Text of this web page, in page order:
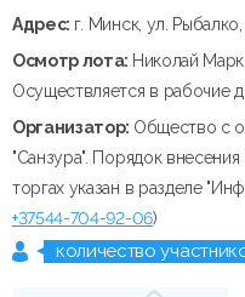
Адрес: г. Минск, ул.
Осмотр лота: Николай
Осуществляется в рабочие
Организатор: Общество с
"Санзура". Порядок внесения
торгах указан в разделе
+37544-704-92-06)
количество